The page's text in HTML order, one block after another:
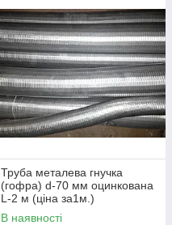
Труба металева гнучка
(гофра) d-70 мм оцинкована
L-2 м (ціна за1м.)
В наявності